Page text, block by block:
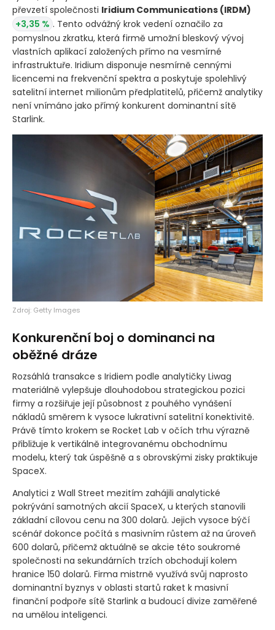
převzetí společnosti Iridium Communications (IRDM)
+3,35 % . Tento odvážný krok vedení označilo za
pomyslnou zkratku, která firmě umožní bleskový vývoj
vlastních aplikací založených přímo na vesmírné
infrastruktuře. Iridium disponuje nesmírně cennými
licencemi na frekvenční spektra a poskytuje spolehlivý
satelitní internet milionům předplatitelů, přičemž analytiky
není vnímáno jako přímý konkurent dominantní sítě
Starlink.
Zdroj: Getty Images
Konkurenční boj o dominanci na
oběžné dráze
Rozsáhlá transakce s Iridiem podle analytičky Liwag
materiálně vylepšuje dlouhodobou strategickou pozici
firmy a rozšiřuje její působnost z pouhého vynášení
nákladů směrem k vysoce lukrativní satelitní konektivitě.
Právě tímto krokem se Rocket Lab v očích trhu výrazně
přibližuje k vertikálně integrovanému obchodnímu
modelu, který tak úspěšně a s obrovskými zisky praktikuje
SpaceX.
Analytici z Wall Street mezitím zahájili analytické
pokrývání samotných akcií SpaceX, u kterých stanovili
základní cílovou cenu na 300 dolarů. Jejich vysoce býčí
scénář dokonce počítá s masivním růstem až na úroveň
600 dolarů, přičemž aktuálně se akcie této soukromé
společnosti na sekundárních trzích obchodují kolem
hranice 150 dolarů. Firma mistrně využívá svůj naprosto
dominantní byznys v oblasti startů raket k masivní
finanční podpoře sítě Starlink a budoucí divize zaměřené
na umělou inteligenci.